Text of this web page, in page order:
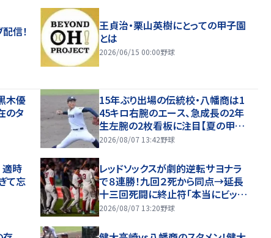
信！
王貞治・栗山英樹にとっての甲子園
とは
2026/06/15 00:00野球
木優
のタ
15年ぶり出場の伝統校・八幡商は1
45キロ右腕のエース、急成長の2年
生左腕の2枚看板に注目【夏の甲子
園・ベンチ入り選手】
2026/08/07 13:42野球
時
て忘
レッドソックスが劇的逆転サヨナラ
で８連勝！九回２死から同点→延長
十三回死闘に終止符「本当にビッグ
ゲーム」吉田正尚も奮闘２安打１打
2026/08/07 13:20野球